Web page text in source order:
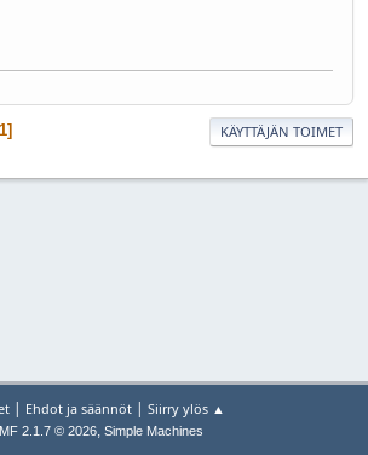
1 KÄYTTÄJÄN TOIMET
| Ehdot ja säännöt | Siirry ylös ▲
2.1.7 © 2026, Simple Machines